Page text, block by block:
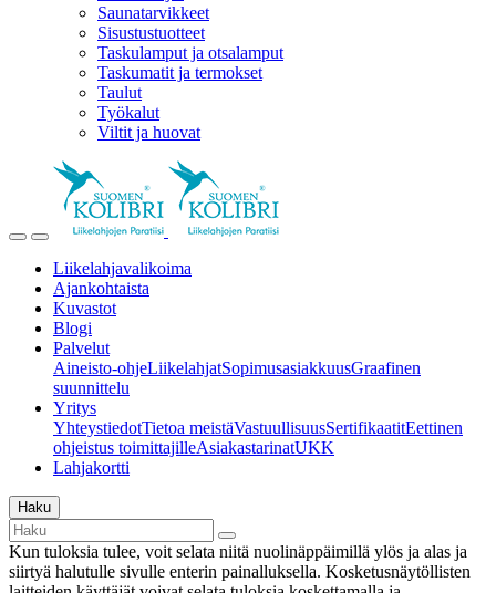
Saunatarvikkeet
Sisustustuotteet
Taskulamput ja otsalamput
Taskumatit ja termokset
Taulut
Työkalut
Viltit ja huovat
Liikelahjavalikoima
Ajankohtaista
Kuvastot
Blogi
Palvelut
Aineisto-ohjeLiikelahjatSopimusasiakkuusGraafinen
suunnittelu
Yritys
YhteystiedotTietoa meistäVastuullisuusSertifikaatitEettinen
ohjeistus toimittajilleAsiakastarinatUKK
Lahjakortti
Haku
Kun tuloksia tulee, voit selata niitä nuolinäppäimillä ylös ja alas ja
siirtyä halutulle sivulle enterin painalluksella. Kosketusnäytöllisten